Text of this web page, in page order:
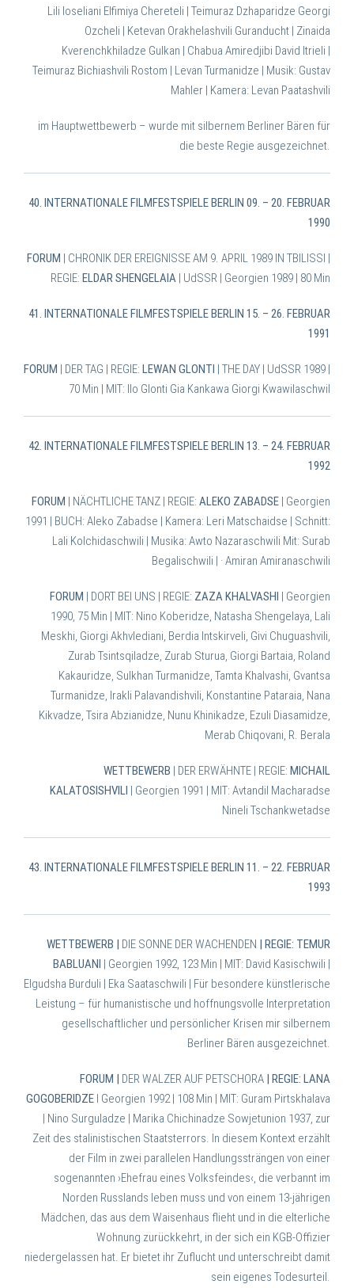
Lili Ioseliani Elfimiya Chereteli | Teimuraz Dzhaparidze Georgi
Ozcheli | Ketevan Orakhelashvili Guranducht | Zinaida
Kverenchkhiladze Gulkan | Chabua Amiredjibi David Itrieli |
Teimuraz Bichiashvili Rostom | Levan Turmanidze | Musik: Gustav
Mahler | Kamera: Levan Paatashvili
im Hauptwettbewerb – wurde mit silbernem Berliner Bären für
die beste Regie ausgezeichnet.
40. INTERNATIONALE FILMFESTSPIELE BERLIN 09. – 20. FEBRUAR
1990
FORUM
| CHRONIK DER EREIGNISSE AM 9. APRIL 1989 IN TBILISSI |
REGIE: ELDAR SHENGELAIA | UdSSR | Georgien 1989 | 80 Min
41. INTERNATIONALE FILMFESTSPIELE BERLIN 15. – 26. FEBRUAR
1991
FORUM | DER TAG | REGIE: LEWAN GLONTI
| THE DAY | UdSSR 1989 |
70 Min | MIT: Ilo Glonti Gia Kankawa Giorgi Kwawilaschwil
42. INTERNATIONALE FILMFESTSPIELE BERLIN 13. – 24. FEBRUAR
1992
FORUM | NÄCHTLICHE TANZ | REGIE: ALEKO ZABADSE | Georgien
1991 |
BUCH: Aleko Zabadse | Kamera: Leri Matschaidse | Schnitt:
Lali Kolchidaschwili | Musika: Awto Nazaraschwili Mit: Surab
Begalischwili | · Amiran Amiranaschwili
FORUM | DORT BEI UNS | REGIE: ZAZA KHALVASHI
| Georgien
1990, 75 Min | MIT: Nino Koberidze, Natasha Shengelaya, Lali
Meskhi, Giorgi Akhvlediani, Berdia Intskirveli, Givi Chuguashvili,
Zurab Tsintsqiladze, Zurab Sturua, Giorgi Bartaia, Roland
Kakauridze, Sulkhan Turmanidze, Tamta Khalvashi, Gvantsa
Turmanidze, Irakli Palavandishvili, Konstantine Pataraia, Nana
Kikvadze, Tsira Abzianidze, Nunu Khinikadze, Ezuli Diasamidze,
Merab Chiqovani, R. Berala
WETTBEWERB | DER ERWÄHNTE | REGIE: MICHAIL
KALATOSISHVILI
| Georgien 1991 |
MIT: Avtandil Macharadse
Nineli Tschankwetadse
43. INTERNATIONALE FILMFESTSPIELE BERLIN 11. – 22. FEBRUAR
1993
WETTBEWERB | DIE SONNE DER WACHENDEN
| REGIE: TEMUR
BABLUANI
| Georgien 1992, 123 Min | MIT: David Kasischwili |
Elgudsha Burduli | Eka Saataschwili |
Für besondere künstlerische
Leistung – für humanistische und hoffnungsvolle Interpretation
gesellschaftlicher und persönlicher Krisen mir silbernem
Berliner Bären ausgezeichnet.
FORUM | DER WALZER AUF PETSCHORA | REGIE: LANA
GOGOBERIDZE I Georgien 1992 | 108 Min | MIT: Guram Pirtskhalava
| Nino Surguladze | Marika Chichinadze Sowjetunion 1937, zur
Zeit des stalinistischen Staatsterrors. In diesem Kontext erzählt
der Film in zwei parallelen Handlungssträngen von einer
sogenannten ›Ehefrau eines Volksfeindes‹, die verbannt im
Norden Russlands leben muss und von einem 13-jährigen
Mädchen, das aus dem Waisenhaus flieht und in die elterliche
Wohnung zurückkehrt, in der sich ein KGB-Offizier
niedergelassen hat. Er bietet ihr Zuflucht und unterschreibt damit
sein eigenes Todesurteil.